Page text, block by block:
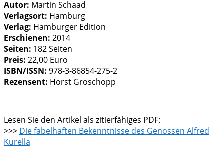
Autor: Martin Schaad
Verlagsort: Hamburg
Verlag: Hamburger Edition
Erschienen: 2014
Seiten: 182 Seiten
Preis: 22,00 Euro
ISBN/ISSN: 978-3-86854-275-2
Rezensent: Horst Groschopp
Lesen Sie den Artikel als zitierfähiges PDF:
>>> Die fabelhaften Bekenntnisse des Genossen Alfred
Kurella